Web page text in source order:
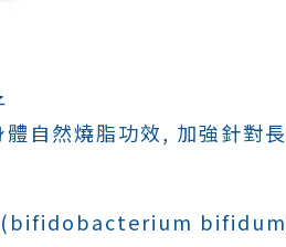
自然燒脂功效, 加強針對
(bifidobacterium